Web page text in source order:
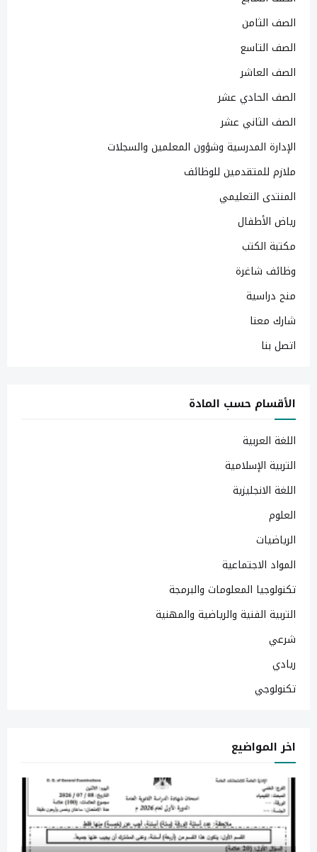
الصف الثامن
الصف التاسع
الصف العاشر
الصف الحادي عشر
الصف الثاني عشر
الإدارة المدرسية وشؤون المعلمين والسجلات
ملازم للمتقدمين للوظائف
المنتدى التعليمي
رياض الأطفال
مكتبة الكتب
وظائف شاغرة
منح دراسية
شارك معنا
اتصل بنا
الأقسام حسب المادة
اللغة العربية
التربية الإسلامية
اللغة الانجليزية
العلوم
الرياضيات
المواد الاجتماعية
تكنولوجيا المعلومات والبرمجة
التربية الفنية والرياضية والمهنية
شرعي
ريادي
تكنولوجي
اخر المواضيع